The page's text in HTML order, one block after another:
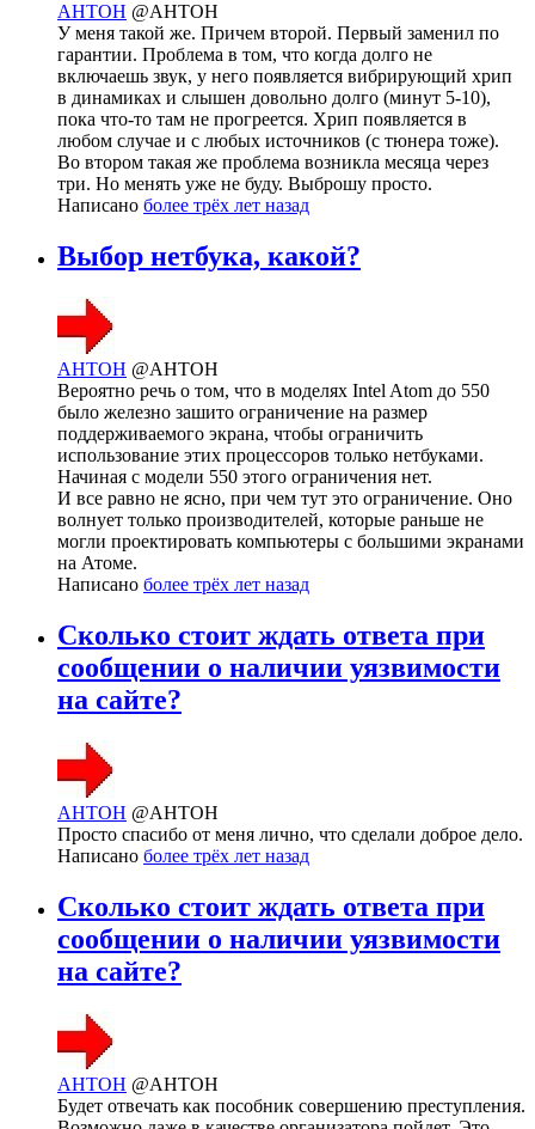
AHTOH @AHTOH
У меня такой же. Причем второй. Первый заменил по
гарантии. Проблема в том, что когда долго не
включаешь звук, у него появляется вибрирующий хрип
в динамиках и слышен довольно долго (минут 5-10),
пока что-то там не прогреется. Хрип появляется в
любом случае и с любых источников (с тюнера тоже).
Во втором такая же проблема возникла месяца через
три. Но менять уже не буду. Выброшу просто.
Написано более трёх лет назад
Выбор нетбука, какой?
AHTOH @AHTOH
Вероятно речь о том, что в моделях Intel Atom до 550
было железно зашито ограничение на размер
поддерживаемого экрана, чтобы ограничить
использование этих процессоров только нетбуками.
Начиная с модели 550 этого ограничения нет.
И все равно не ясно, при чем тут это ограничение. Оно
волнует только производителей, которые раньше не
могли проектировать компьютеры с большими экранами
на Атоме.
Написано более трёх лет назад
Сколько стоит ждать ответа при
сообщении о наличии уязвимости
на сайте?
AHTOH @AHTOH
Просто спасибо от меня лично, что сделали доброе дело.
Написано более трёх лет назад
Сколько стоит ждать ответа при
сообщении о наличии уязвимости
на сайте?
AHTOH @AHTOH
Будет отвечать как пособник совершению преступления.